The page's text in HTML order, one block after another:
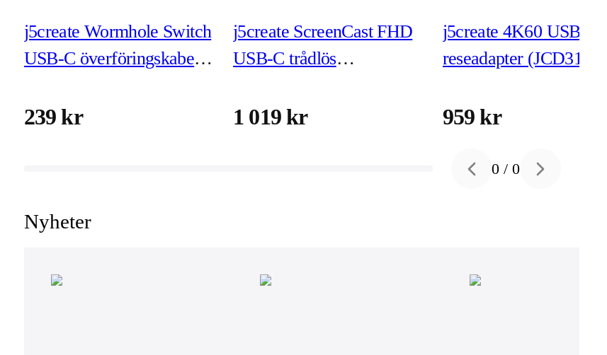
j5create Wormhole Switch
USB-C överföringskabel
239 kr
j5create ScreenCast FHD
USB-C trådlös
1 019 kr
j5create 4K60 USB-C
reseadapter (JCD3191)
959 kr
Previous slide
0 /0 Next slide
Nyheter